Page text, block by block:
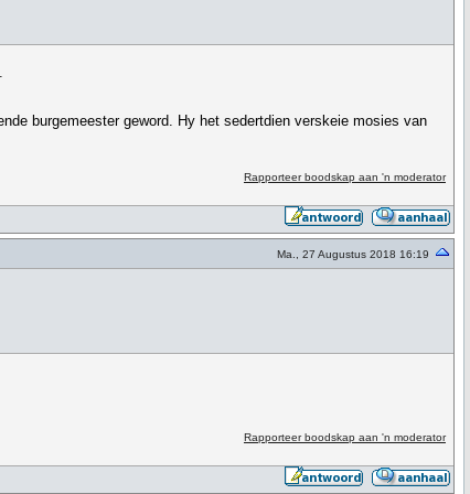
burgemeester geword. Hy het sedertdien verskeie mosies van
Rapporteer boodskap aan 'n moderator
Ma., 27 Augustus 2018 16:19
Rapporteer boodskap aan 'n moderator